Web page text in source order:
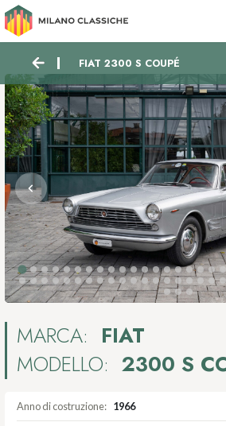
FIAT 2300 S COUPÉ
MARCA: FIAT
MODELLO: 2300 S
Anno di costruzione: 1966